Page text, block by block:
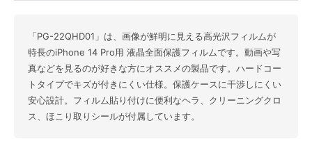
「PG-22QHD01」は、画像が鮮明に見える高光沢フィルムが
特長のiPhone 14 Pro用 液晶全面保護フィルムです。動画や写
真などを見るのが好きな方にオススメの製品です。ハードコー
トタイプでキズが付きにくい仕様。保護ケースに干渉しにくい
安心設計。フィルム貼り付けに便利なヘラ、クリーニングクロ
ス、ほこり取りシールが付属しています。